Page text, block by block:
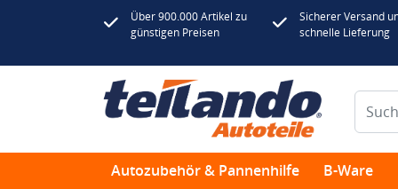
Über 900.000 Artikel zu
günstigen Preisen
Sicherer Versand
schnelle Lieferung
Autozubehör & Pannenhilfe B-Ware